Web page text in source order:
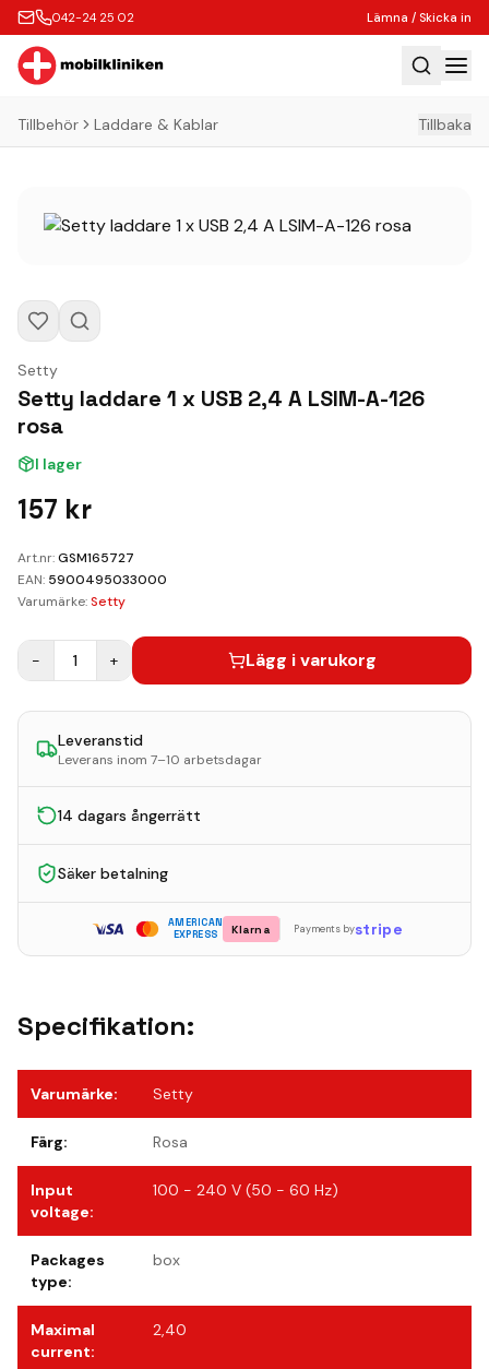
042-24 25 02 Lämna / Skicka in
Hem
Köp
Lämna / Skicka in
Företagskunder
Butik
Tillbehör Laddare & Kablar Tillbaka
Setty
Setty laddare 1 x USB 2,4 A LSIM-A-126
rosa
I lager
157 kr
Art.nr:GSM165727
EAN: 5900495033000
Varumärke:Setty
− 1 + Lägg i varukorg
Leveranstid
Leverans inom 7–10 arbetsdagar
14 dagars ångerrätt
Säker betalning
AMERICAN
EXPRESS
Klarna Payments bystripe
Specifikation:
Varumärke: Setty
Färg: Rosa
Input
voltage:
100 - 240 V (50 - 60 Hz)
Packages
type:
box
Maximal
current:
2,40